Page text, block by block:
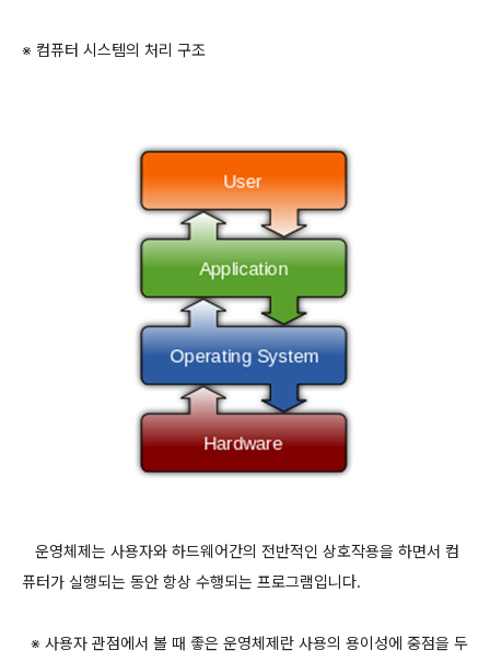
※ 컴퓨터 시스템의 처리 구조
운영체제는 사용자와 하드웨어간의 전반적인 상호작용을 하면서 컴
퓨터가 실행되는 동안 항상 수행되는 프로그램입니다.
※ 사용자 관점에서 볼 때 좋은 운영체제란 사용의 용이성에 중점을 두